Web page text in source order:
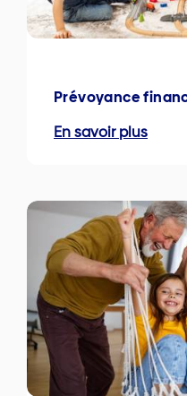
Prévoyance
En savoir plus